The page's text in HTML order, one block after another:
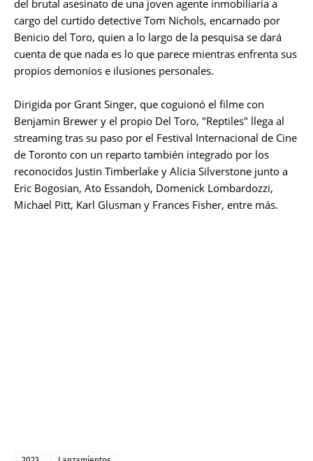
del brutal asesinato de una joven agente inmobiliaria a
cargo del curtido detective Tom Nichols, encarnado por
Benicio del Toro, quien a lo largo de la pesquisa se dará
cuenta de que nada es lo que parece mientras enfrenta sus
propios demonios e ilusiones personales.
Dirigida por Grant Singer, que coguionó el filme con
Benjamin Brewer y el propio Del Toro, "Reptiles" llega al
streaming tras su paso por el Festival Internacional de Cine
de Toronto con un reparto también integrado por los
reconocidos Justin Timberlake y Alicia Silverstone junto a
Eric Bogosian, Ato Essandoh, Domenick Lombardozzi,
Michael Pitt, Karl Glusman y Frances Fisher, entre más.